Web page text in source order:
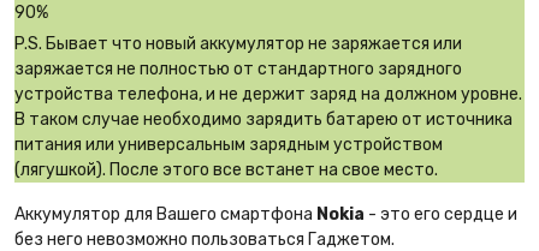
90%
P.S. Бывает что новый аккумулятор не заряжается или
заряжается не полностью от стандартного зарядного
устройства телефона, и не держит заряд на должном уровне.
В таком случае необходимо зарядить батарею от источника
питания или универсальным зарядным устройством
(лягушкой). После этого все встанет на свое место.
Аккумулятор для Вашего смартфона Nokia - это его сердце и
без него невозможно пользоваться Гаджетом.